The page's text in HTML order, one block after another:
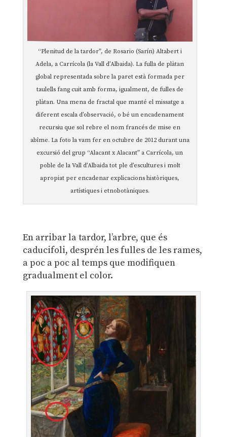
“Plenitud de la tardor”, de Rosario (Sarín) Altabert i
Adela, a Carrícola (la Vall d’Albaida). La fulla de plàtan
global representada sobre la paret està formada per
taulells fang cuit amb forma, igualment, de fulles de
plàtan. Una mena de fractal que manté el missatge a
diferent escala d’observació, o bé un encadenament
recursiu que sol rebre el nom francés de mise en
abîme. La foto la vam fer en octubre de 2012 durant una
excursió del grup “Alacant x Alacant” a Carrícola, un
poble de la Vall d’Albaida tot ple d’escultures i molt
apropiat per encadenar explicacions històriques,
artístiques i etnobotàniques.
En arribar la tardor, l’arbre, que és
caducifoli, desprén les fulles de les rames,
a poc a poc al temps que modifiquen
gradualment el color.